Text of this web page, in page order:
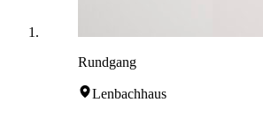
Rundgang
Lenbachhaus